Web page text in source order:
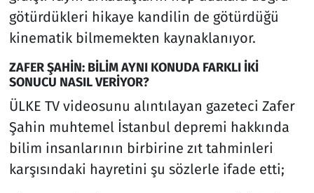
götürdükleri hikaye kandilin de götürdüğü
kinematik bilmemekten kaynaklanıyor.
ZAFER ŞAHİN: BİLİM AYNI KONUDA FARKLI İKİ
SONUCU NASIL VERİYOR?
ÜLKE TV videosunu alıntılayan gazeteci Zafer
Şahin muhtemel İstanbul depremi hakkında
bilim insanlarının birbirine zıt tahminleri
karşısındaki hayretini şu sözlerle ifade etti;